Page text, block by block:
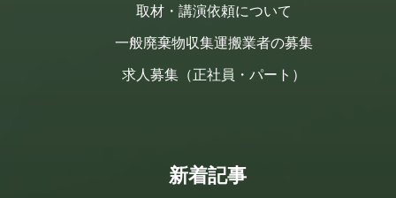
取材・講演依頼について
一般廃棄物収集運搬業者の募集
求人募集（正社員・パート）
新着記事